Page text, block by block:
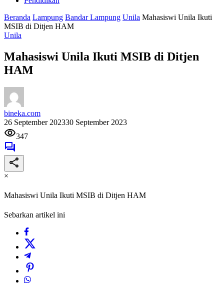
Beranda Lampung Bandar Lampung Unila Mahasiswi Unila Ikuti
MSIB di Ditjen HAM
Unila
Mahasiswi Unila Ikuti MSIB di Ditjen
HAM
bineka.com
26 September 202330 September 2023
347
×
Mahasiswi Unila Ikuti MSIB di Ditjen HAM
Sebarkan artikel ini